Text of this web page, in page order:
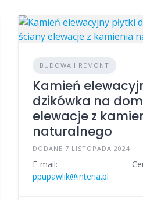
BUDOWA I REMONT
Kamień
dzikówka na
elewacje z
naturalnego
DODANE 7 LISTOPADA 2024
E-mail:
ppupawlik@interia.pl